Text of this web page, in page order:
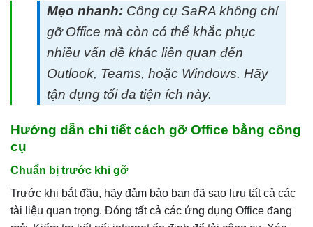
Mẹo nhanh: Công cụ SaRA không chỉ
gỡ Office mà còn có thể khắc phục
nhiều vấn đề khác liên quan đến
Outlook, Teams, hoặc Windows. Hãy
tận dụng tối đa tiện ích này.
Hướng dẫn chi tiết cách gỡ Office bằng công
cụ
Chuẩn bị trước khi gỡ
Trước khi bắt đầu, hãy đảm bảo bạn đã sao lưu tất cả các
tài liệu quan trọng. Đóng tất cả các ứng dụng Office đang